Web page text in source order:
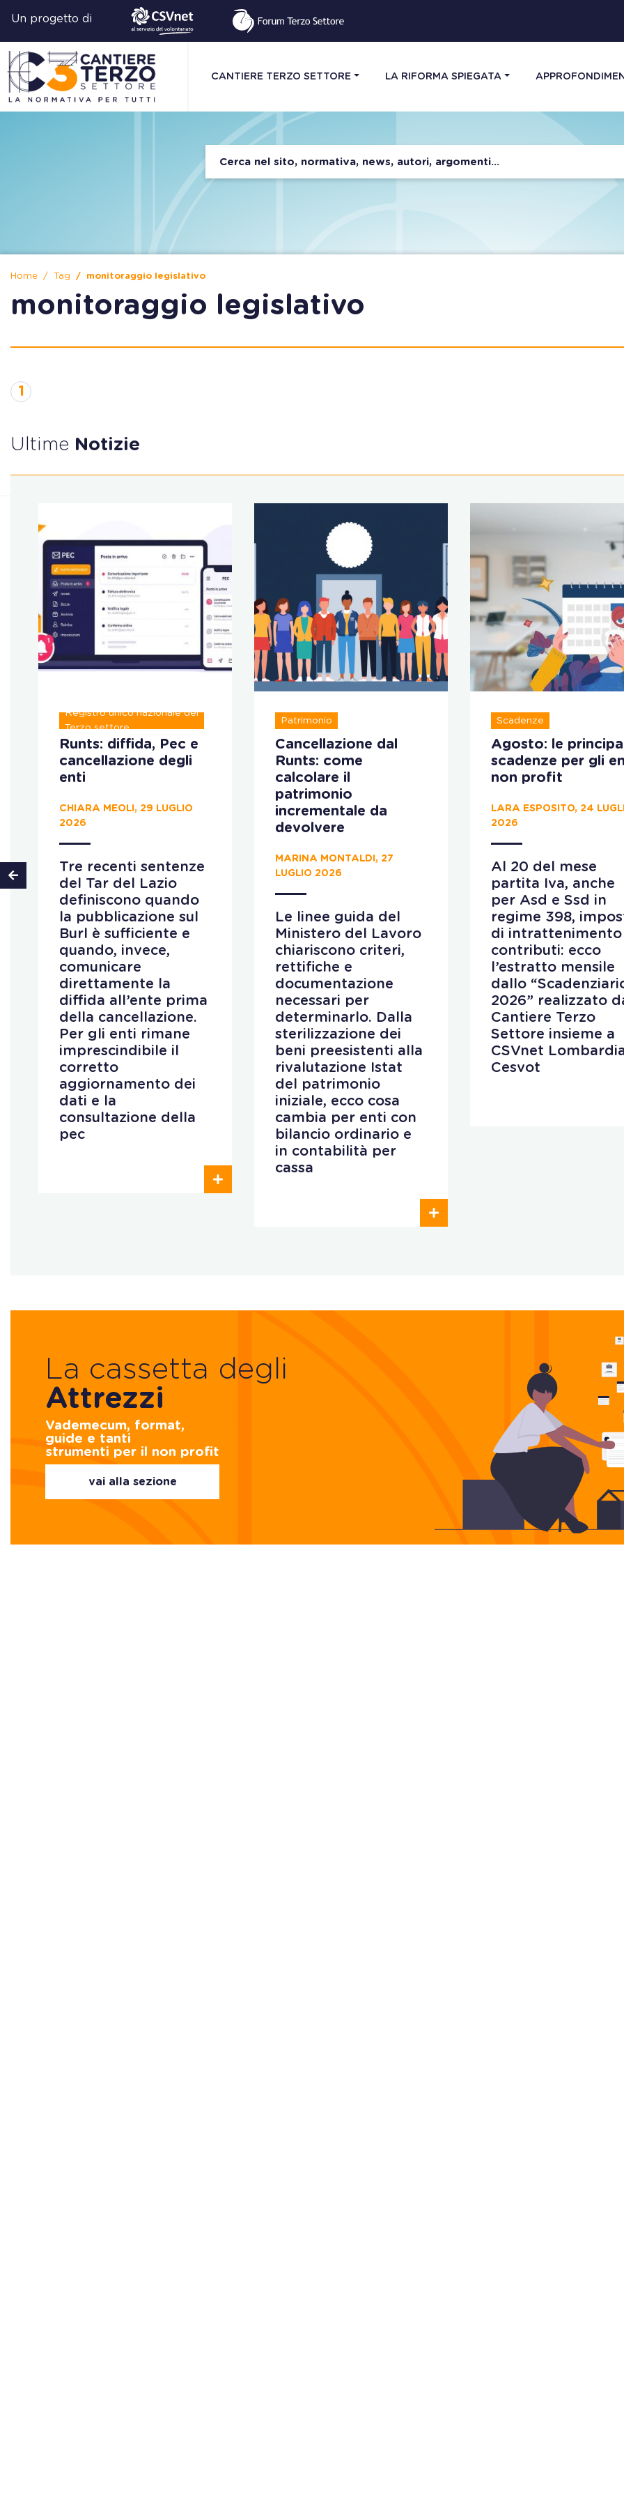
Un progetto di
CANTIERE TERZO SETTORE LA RIFORMA SPIEGATA
Home Tag monitoraggio legislativo
monitoraggio legislativo
1
Ultime Notizie
Registro unico nazionale del
Terzo settore
Runts: diffida, Pec e
cancellazione degli
enti
CHIARA MEOLI, 29 LUGLIO
2026
Tre recenti sentenze
del Tar del Lazio
definiscono quando
la pubblicazione sul
Burl è sufficiente e
quando, invece,
comunicare
direttamente la
diffida all’ente prima
della cancellazione.
Per gli enti rimane
imprescindibile il
corretto
aggiornamento dei
dati e la
consultazione della
pec
Patrimonio
Cancellazione dal
Runts: come
calcolare il
patrimonio
incrementale da
devolvere
MARINA MONTALDI, 27
LUGLIO 2026
Le linee guida del
Ministero del Lavoro
chiariscono criteri,
rettifiche e
documentazione
necessari per
determinarlo. Dalla
sterilizzazione dei
beni preesistenti alla
rivalutazione Istat
del patrimonio
iniziale, ecco cosa
cambia per enti con
bilancio ordinario e
in contabilità per
cassa
Scadenze
Agosto: le
scadenze per gli
non profit
LARA ESPOSITO, 24
2026
Al 20 del mese
partita Iva, anche
per Asd e Ssd in
regime 398,
di intrattenimento
contributi: ecco
l’estratto mensile
dallo
2026” realizzato
Cantiere Terzo
Settore insieme a
CSVnet
Cesvot
La cassetta degli
Attrezzi
Vademecum, format,
guide e tanti
strumenti per il non profit
vai alla sezione